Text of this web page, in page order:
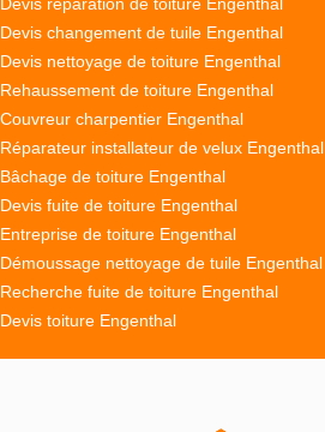
Devis changement de tuile Engenthal
Devis nettoyage de toiture Engenthal
Rehaussement de toiture Engenthal
Couvreur charpentier Engenthal
Réparateur installateur de velux Engenthal
Bâchage de toiture Engenthal
Devis fuite de toiture Engenthal
Entreprise de toiture Engenthal
Démoussage nettoyage de tuile Engenthal
Recherche fuite de toiture Engenthal
Devis toiture Engenthal